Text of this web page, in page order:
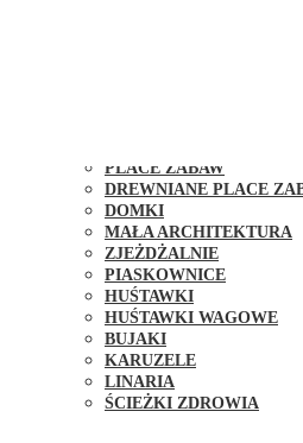
PLACE ZABAW
DREWNIANE PLACE
DOMKI
MAŁA ARCHITEKTURA
ZJEŻDŻALNIE
PIASKOWNICE
HUŚTAWKI
HUŚTAWKI WAGOWE
BUJAKI
KARUZELE
LINARIA
ŚCIEŻKI ZDROWIA